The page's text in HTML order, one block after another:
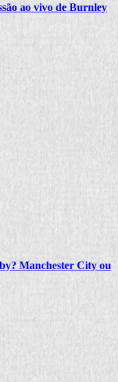
ao vivo de Burnley
Manchester City ou